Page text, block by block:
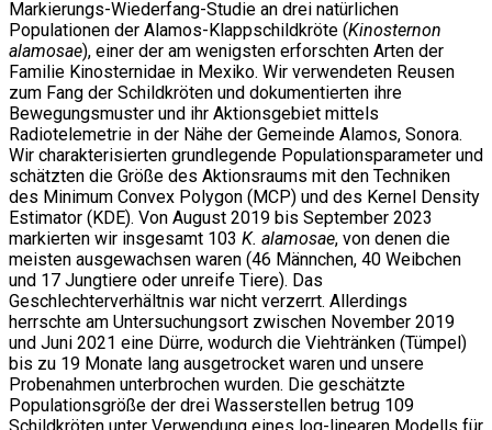
Markierungs-Wiederfang-Studie an drei natürlichen
Populationen der Alamos-Klappschildkröte (Kinosternon
alamosae), einer der am wenigsten erforschten Arten der
Familie Kinosternidae in Mexiko. Wir verwendeten Reusen
zum Fang der Schildkröten und dokumentierten ihre
Bewegungsmuster und ihr Aktionsgebiet mittels
Radiotelemetrie in der Nähe der Gemeinde Alamos, Sonora.
Wir charakterisierten grundlegende Populationsparameter und
schätzten die Größe des Aktionsraums mit den Techniken
des Minimum Convex Polygon (MCP) und des Kernel Density
Estimator (KDE). Von August 2019 bis September 2023
markierten wir insgesamt 103 K. alamosae, von denen die
meisten ausgewachsen waren (46 Männchen, 40 Weibchen
und 17 Jungtiere oder unreife Tiere). Das
Geschlechterverhältnis war nicht verzerrt. Allerdings
herrschte am Untersuchungsort zwischen November 2019
und Juni 2021 eine Dürre, wodurch die Viehtränken (Tümpel)
bis zu 19 Monate lang ausgetrocket waren und unsere
Probenahmen unterbrochen wurden. Die geschätzte
Populationsgröße der drei Wasserstellen betrug 109